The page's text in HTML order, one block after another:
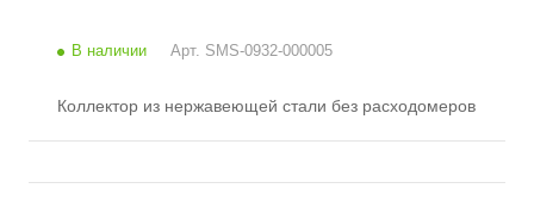
В наличии Арт. SMS-0932-000005
Коллектор из нержавеющей стали без расходомеров